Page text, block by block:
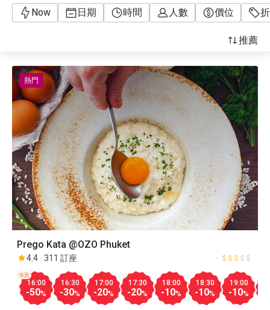
Now 日期 時間 人數 價位
推薦
Prego Kata @OZO Phuket
4.4 311 訂座
16:00
-50%
今天
16:30
-30%
17:00
-20%
17:30
-20%
18:00
-10%
18:30
-10%
19:00
-10%
熱門